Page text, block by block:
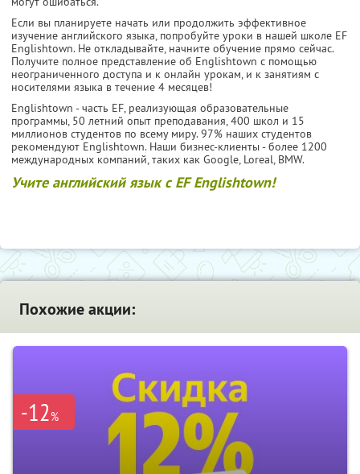
Если вы планируете начать или продолжить эффективное
изучение английского языка, попробуйте уроки в нашей школе EF
Englishtown. Не откладывайте, начните обучение прямо сейчас.
Получите полное представление об Englishtown с помощью
неограниченного доступа и к онлайн урокам, и к занятиям с
носителями языка в течение 4 месяцев!
Englishtown - часть EF, реализующая образовательные
программы, 50 летний опыт преподавания, 400 школ и 15
миллионов студентов по всему миру. 97% наших студентов
рекомендуют Englishtown. Наши бизнес-клиенты - более 1200
международных компаний, таких как Google, Loreal, BMW.
Учите английский язык с EF Englishtown!
Похожие акции:
-12%